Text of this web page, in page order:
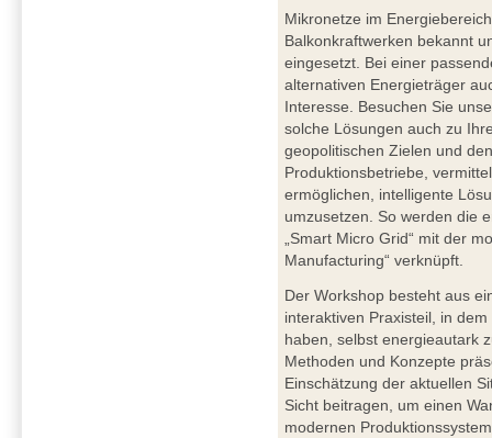
Mikronetze im
Balkonkraftwerken bekannt
eingesetzt. Bei einer
alternativen Energieträger
Interesse. Besuchen Sie
solche Lösungen auch zu
geopolitischen Zielen und
Produktionsbetriebe,
ermöglichen, intelligente
umzusetzen. So werden die
„Smart Micro Grid“ mit der
Manufacturing“ verknüpft.
Der Workshop besteht aus
interaktiven Praxisteil, in
haben, selbst energieautark
Methoden und Konzepte
Einschätzung der aktuellen
Sicht beitragen, um einen
modernen